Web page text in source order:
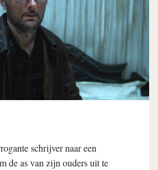
schrijver naar een
de as van zijn ouders uit te